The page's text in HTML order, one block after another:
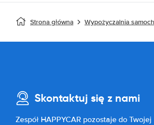
Strona główna Wypożyczalnia
Skontaktuj się z nami
Zespół HAPPYCAR pozostaje do Twojej